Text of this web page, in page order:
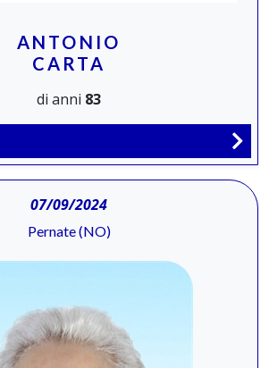
ANTONIO
CARTA
di anni 83
07/09/2024
Pernate (NO)